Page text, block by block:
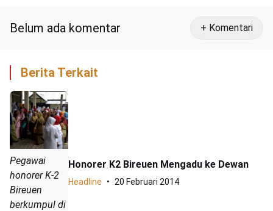
Belum ada komentar + Komentari
Berita Terkait
Pegawai
honorer K-2
Bireuen
berkumpul di
Honorer K2 Bireuen Mengadu ke Dewan
Headline 20 Februari 2014